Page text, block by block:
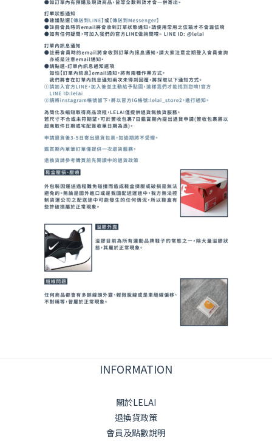
INFORMATION
關於LELAI
退換貨政策
會員及點數說明